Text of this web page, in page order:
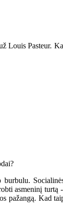
Louis Pasteur.
asmeninį turtą
pažangą. Kad